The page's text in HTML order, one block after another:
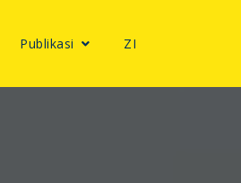
Publikasi ZI